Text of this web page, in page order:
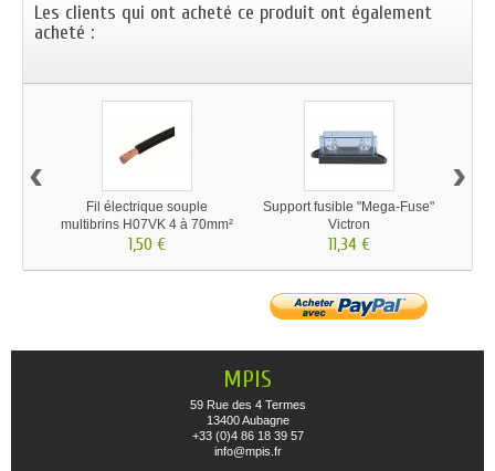
Les clients qui ont acheté ce produit ont également
acheté :
Fil électrique souple
multibrins H07VK 4 à 70mm²
1,50 €
Support fusible "Mega-Fuse"
Victron
11,34 €
‹ ›
MPIS
59 Rue des 4 Termes
13400 Aubagne
+33 (0)4 86 18 39 57
info@mpis.fr